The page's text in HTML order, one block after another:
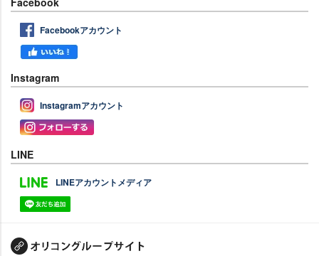
Facebookアカウント
Instagram
Instagramアカウント
LINE
LINEアカウントメディア